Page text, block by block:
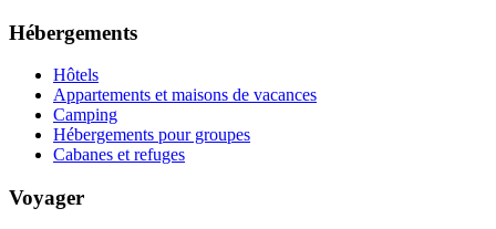
Hébergements
Hôtels
Appartements et maisons de vacances
Camping
Hébergements pour groupes
Cabanes et refuges
Voyager